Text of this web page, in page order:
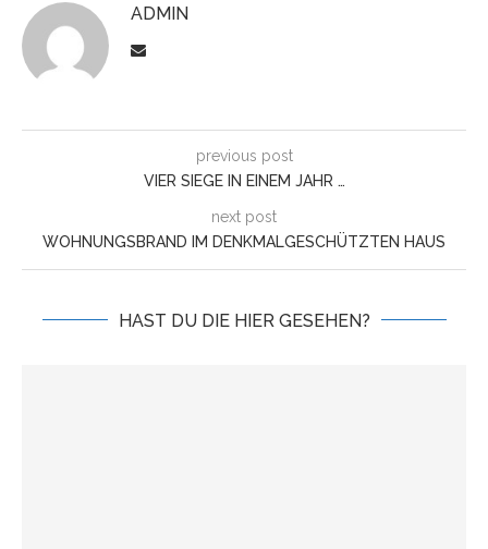
ADMIN
previous post
VIER SIEGE IN EINEM JAHR …
next post
WOHNUNGSBRAND IM DENKMALGESCHÜTZTEN HAUS
HAST DU DIE HIER GESEHEN?